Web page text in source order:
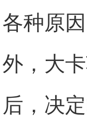
各种原
外，大
后，决